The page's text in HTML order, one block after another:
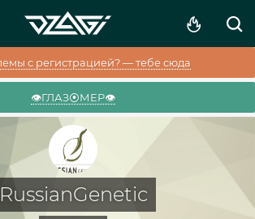
с регистрацией? — тебе сюда
👁️ГЛАЗ⦿МЕР👁️
RussianGenetic